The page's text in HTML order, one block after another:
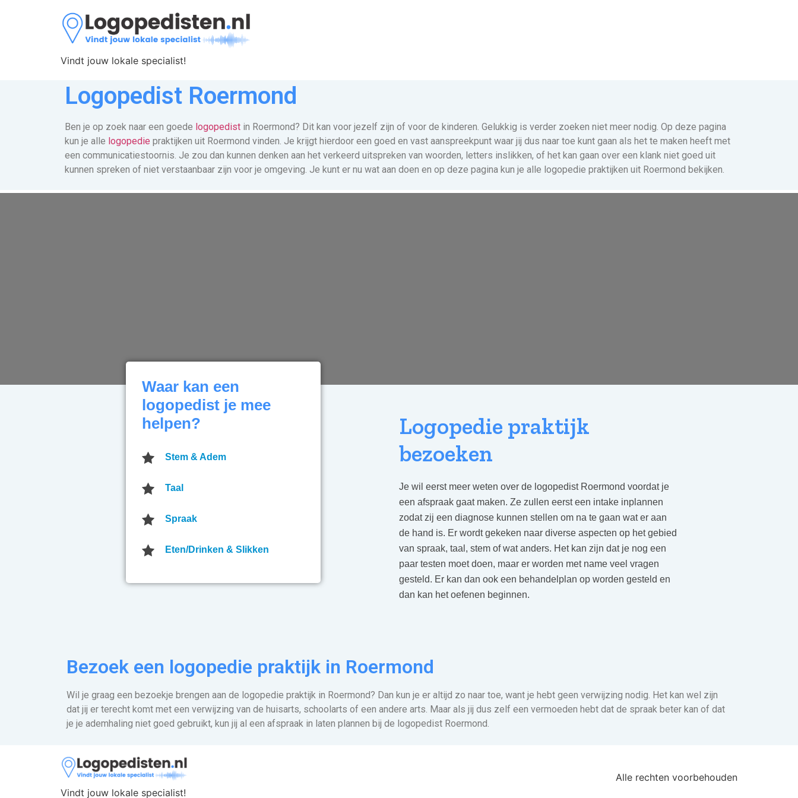
Vindt jouw lokale specialist!
Logopedist Roermond
Ben je op zoek naar een goede logopedist in Roermond? Dit kan voor jezelf zijn of voor de kinderen. Gelukkig is verder zoeken niet meer nodig. Op deze pagina
kun je alle logopedie praktijken uit Roermond vinden. Je krijgt hierdoor een goed en vast aanspreekpunt waar jij dus naar toe kunt gaan als het te maken heeft met
een communicatiestoornis. Je zou dan kunnen denken aan het verkeerd uitspreken van woorden, letters inslikken, of het kan gaan over een klank niet goed uit
kunnen spreken of niet verstaanbaar zijn voor je omgeving. Je kunt er nu wat aan doen en op deze pagina kun je alle logopedie praktijken uit Roermond bekijken.
Waar kan een
logopedist je mee
helpen?
Stem & Adem
Taal
Spraak
Eten/Drinken & Slikken
Logopedie praktijk
bezoeken
Je wil eerst meer weten over de logopedist Roermond voordat je
een afspraak gaat maken. Ze zullen eerst een intake inplannen
zodat zij een diagnose kunnen stellen om na te gaan wat er aan
de hand is. Er wordt gekeken naar diverse aspecten op het gebied
van spraak, taal, stem of wat anders. Het kan zijn dat je nog een
paar testen moet doen, maar er worden met name veel vragen
gesteld. Er kan dan ook een behandelplan op worden gesteld en
dan kan het oefenen beginnen.
Bezoek een logopedie praktijk in Roermond
Wil je graag een bezoekje brengen aan de logopedie praktijk in Roermond? Dan kun je er altijd zo naar toe, want je hebt geen verwijzing nodig. Het kan wel zijn
dat jij er terecht komt met een verwijzing van de huisarts, schoolarts of een andere arts. Maar als jij dus zelf een vermoeden hebt dat de spraak beter kan of dat
je je ademhaling niet goed gebruikt, kun jij al een afspraak in laten plannen bij de logopedist Roermond.
Vindt jouw lokale specialist!
Alle rechten voorbehouden